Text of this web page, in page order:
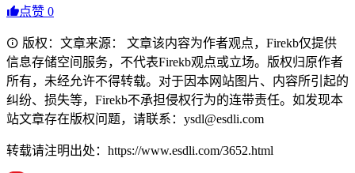
点赞 0
版权：文章来源： 文章该内容为作者观点，Firekb仅提供
信息存储空间服务，不代表Firekb观点或立场。版权归原作者
所有，未经允许不得转载。对于因本网站图片、内容所引起的
纠纷、损失等，Firekb不承担侵权行为的连带责任。如发现本
站文章存在版权问题，请联系：ysdl@esdli.com
转载请注明出处：https://www.esdli.com/3652.html